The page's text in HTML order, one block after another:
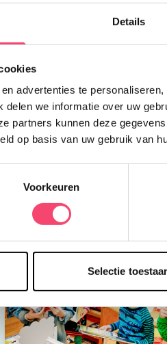
Details
advertenties te
delen we informatie over uw
partners kunnen deze
op basis van uw gebruik van
Voorkeuren
Selectie